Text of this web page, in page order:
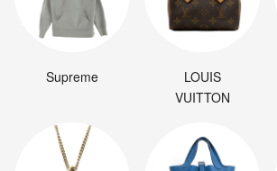
Supreme
LOUIS
VUITTON